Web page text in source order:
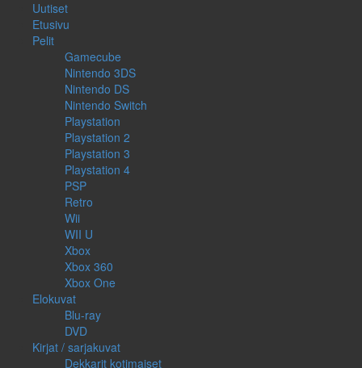
Uutiset
Etusivu
Pelit
Gamecube
Nintendo 3DS
Nintendo DS
Nintendo Switch
Playstation
Playstation 2
Playstation 3
Playstation 4
PSP
Retro
Wii
WII U
Xbox
Xbox 360
Xbox One
Elokuvat
Blu-ray
DVD
Kirjat / sarjakuvat
Dekkarit kotimaiset